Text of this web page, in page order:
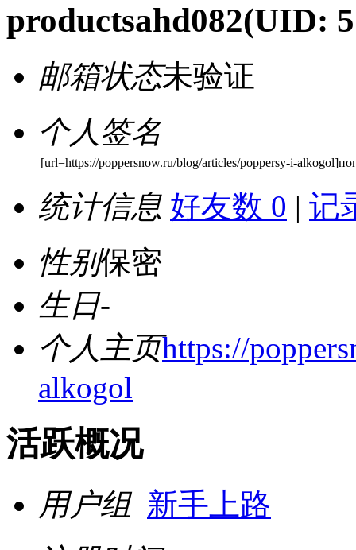
productsahd082(UID:
邮箱状态未验证
个人签名
[url=https://poppersnow.ru/blog/articles/poppersy-i-
统计信息 好友数 0 | 记
性别保密
生日-
个人主页https://
alkogol
活跃概况
用户组 新手上路